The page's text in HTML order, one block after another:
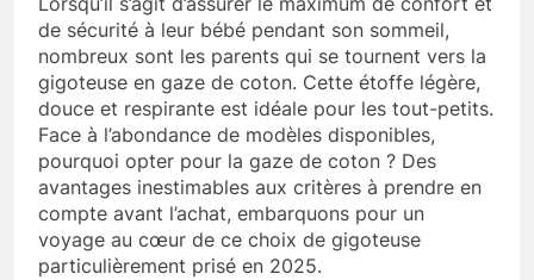
de sécurité à leur bébé pendant son sommeil,
nombreux sont les parents qui se tournent vers la
gigoteuse en gaze de coton. Cette étoffe légère,
douce et respirante est idéale pour les tout-petits.
Face à l’abondance de modèles disponibles,
pourquoi opter pour la gaze de coton ? Des
avantages inestimables aux critères à prendre en
compte avant l’achat, embarquons pour un
voyage au cœur de ce choix de gigoteuse
particulièrement prisé en 2025.